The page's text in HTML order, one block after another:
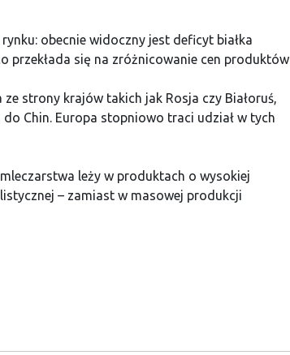
obecnie widoczny jest deficyt białka
przekłada się na zróżnicowanie cen produktów
strony krajów takich jak Rosja czy Białoruś,
Chin. Europa stopniowo traci udział w tych
leży w produktach o wysokiej
– zamiast w masowej produkcji